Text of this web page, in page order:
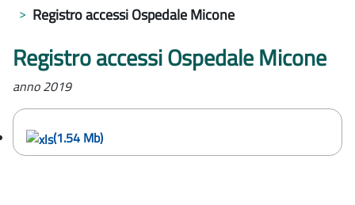
Registro accessi Ospedale Micone
Registro accessi Ospedale Micone
anno 2019
(1.54 Mb)